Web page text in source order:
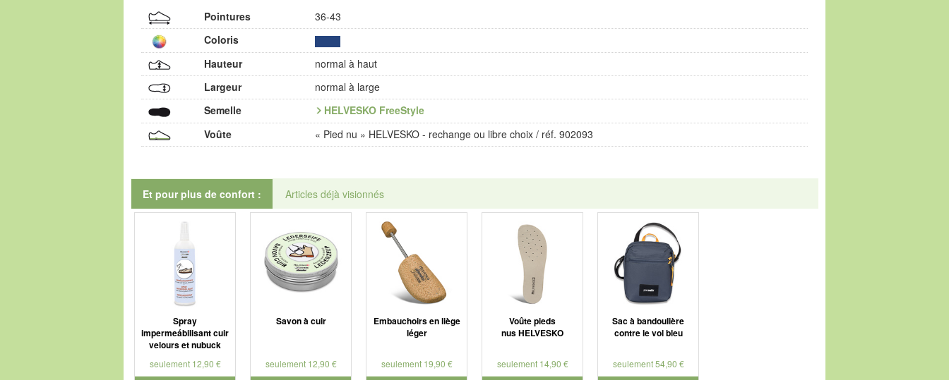
Pointures
36-43
Coloris
Hauteur
normal à haut
Largeur
normal à large
Semelle
HELVESKO FreeStyle
Voûte
« Pied nu » HELVESKO - rechange ou libre choix / réf. 902093
Et pour plus de confort : Articles déjà visionnés
Spray
impermeábilisant cuir
velours et nubuck
seulement 12,90 €
Savon à cuir
seulement 12,90 €
Embauchoirs en liège
léger
seulement 19,90 €
Voûte pieds
nus HELVESKO
seulement 14,90 €
Sac à bandoulière
contre le vol bleu
seulement 54,90 €